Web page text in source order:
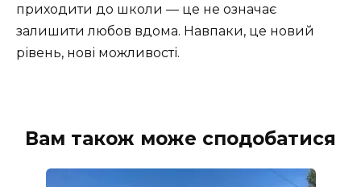
приходити до школи — це не означає
залишити любов вдома. Навпаки, це новий
рівень, нові можливості.
Вам також може сподобатися